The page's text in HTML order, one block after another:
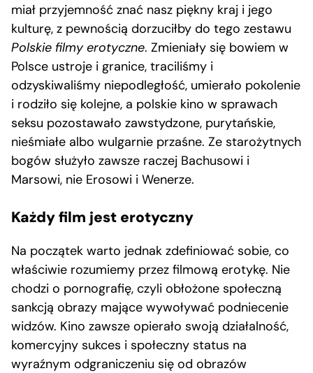
miał przyjemność znać nasz piękny kraj i jego
kulturę, z pewnością dorzuciłby do tego zestawu
Polskie filmy erotyczne. Zmieniały się bowiem w
Polsce ustroje i granice, traciliśmy i
odzyskiwaliśmy niepodległość, umierało pokolenie
i rodziło się kolejne, a polskie kino w sprawach
seksu pozostawało zawstydzone, purytańskie,
nieśmiałe albo wulgarnie przaśne. Ze starożytnych
bogów służyło zawsze raczej Bachusowi i
Marsowi, nie Erosowi i Wenerze.
Każdy film jest erotyczny
Na początek warto jednak zdefiniować sobie, co
właściwie rozumiemy przez filmową erotykę. Nie
chodzi o pornografię, czyli obłożone społeczną
sankcją obrazy mające wywoływać podniecenie
widzów. Kino zawsze opierało swoją działalność,
komercyjny sukces i społeczny status na
wyraźnym odgraniczeniu się od obrazów